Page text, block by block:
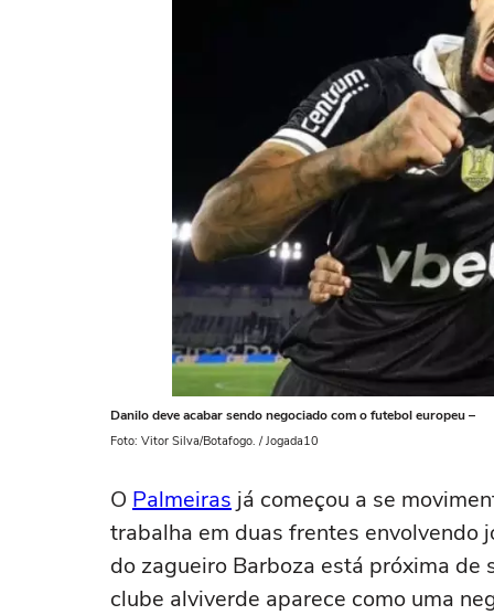
Danilo deve acabar sendo negociado com o futebol europeu –
Foto: Vitor Silva/Botafogo. / Jogada10
O Palmeiras já começou a se
trabalha em duas frentes envolvendo
do zagueiro Barboza está próxima
clube alviverde aparece como uma